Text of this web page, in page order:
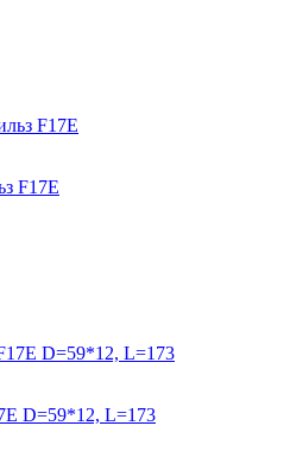
F17E
D=59*12, L=173